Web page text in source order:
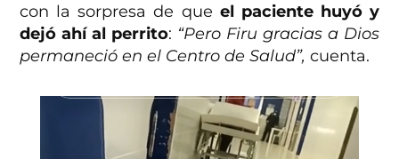
con la sorpresa de que el paciente huyó y
dejó ahí al perrito: “Pero Firu gracias a Dios
permaneció en el Centro de Salud”, cuenta.